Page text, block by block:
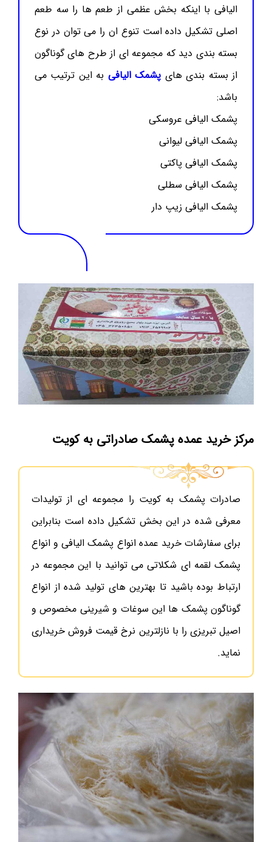
الیافی با اینکه بخش عظمی از طعم ها را سه طعم
اصلی تشکیل داده است تنوع ان را می توان در نوع
بسته بندی دید که مجموعه ای از طرح های گوناگون
از بسته بندی های پشمک الیافی به این ترتیب می
باشد:
پشمک الیافی عروسکی
پشمک الیافی لیوانی
پشمک الیافی پاکتی
پشمک الیافی سطلی
پشمک الیافی زیپ دار
مرکز خرید عمده پشمک صادراتی به کویت
صادرات پشمک به کویت را مجموعه ای از تولیدات
معرفی شده در این بخش تشکیل داده است بنابراین
برای سفارشات خرید عمده انواع پشمک الیافی و انواع
پشمک لقمه ای شکلاتی می توانید با این مجموعه در
ارتباط بوده باشید تا بهترین های تولید شده از انواع
گوناگون پشمک ها این سوغات و شیرینی مخصوص و
اصیل تبریزی را با نازلترین نرخ قیمت فروش خریداری
نماید.